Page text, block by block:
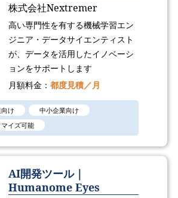
株式会社Nextremer
高い専門性を有する機械学習エン
ジニア・データサイエンティスト
が、データを活用したイノベーシ
ョンをサポートします
月額料金： 都度見積／月
け
中小企業向け
マイズ可能
AI開発ツール｜
Humanome Eyes